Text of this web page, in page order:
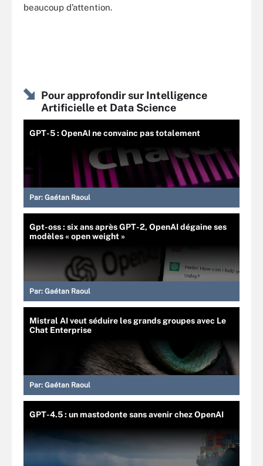
beaucoup d’attention.
Pour approfondir sur Intelligence
Artificielle et Data Science
GPT-5 : OpenAI ne convainc pas totalement
Par: Gaétan Raoul
Gpt-oss : six ans après GPT-2, OpenAI dégaine ses
modèles « open weight »
Par: Gaétan Raoul
Mistral AI veut séduire les grands groupes avec Le
Chat Enterprise
Par: Gaétan Raoul
GPT-4.5 : un mastodonte sans avenir chez OpenAI